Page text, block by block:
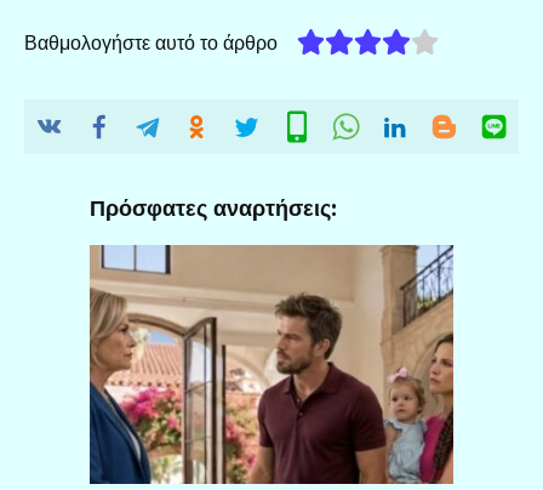
Βαθμολογήστε αυτό το άρθρο
Πρόσφατες αναρτήσεις: